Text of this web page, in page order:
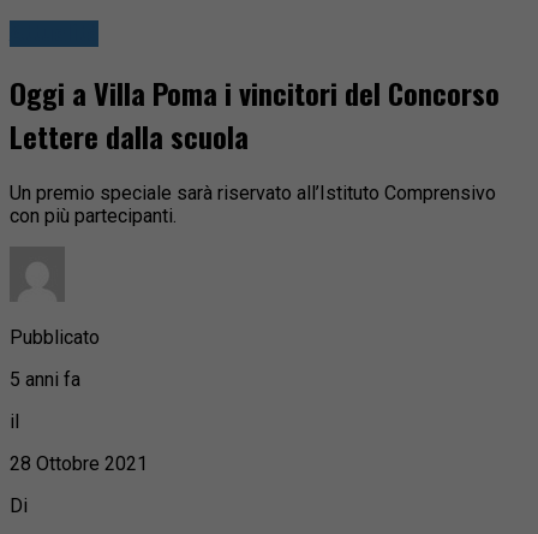
Oggi a Villa Poma i vincitori del Concorso
Lettere dalla scuola
Un premio speciale sarà riservato all’Istituto Comprensivo
con più partecipanti.
Pubblicato
5 anni fa
il
28 Ottobre 2021
Di